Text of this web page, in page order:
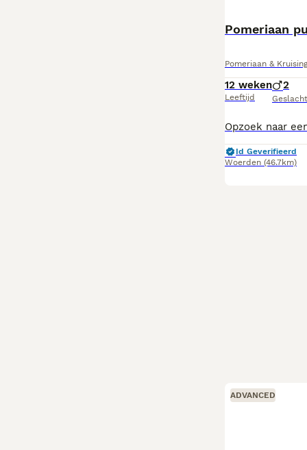
Pomeriaan
Pomeriaan &
12 weken
Leeftijd
2
Geslacht
Id Geverifieerd
Woerden (46.7km)
ADVANCED